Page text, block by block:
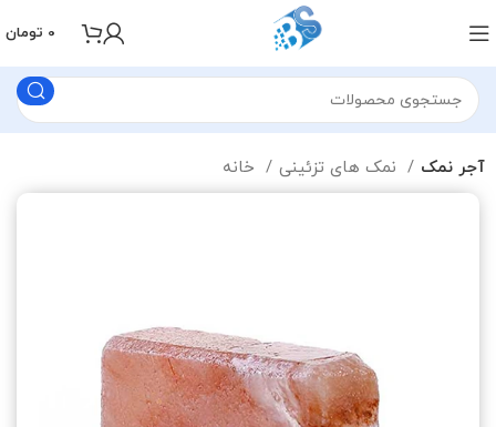
0 تومان
آجر نمک